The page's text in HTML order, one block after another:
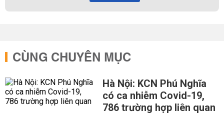
CÙNG CHUYÊN MỤC
Hà Nội: KCN Phú Nghĩa
có ca nhiễm Covid-19,
786 trường hợp liên quan